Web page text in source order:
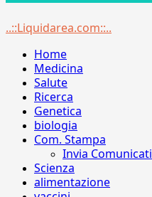
Menu
..::Liquidarea.com::..
Home
Medicina
Salute
Ricerca
Genetica
biologia
Com. Stampa
Invia Comunicati
Scienza
alimentazione